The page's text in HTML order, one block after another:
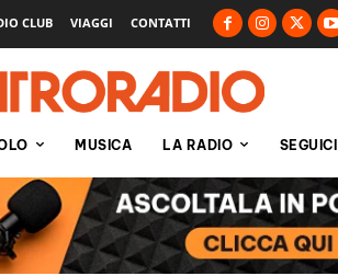
CLUB VIAGGI CONTATTI
MUSICA LA RADIO SEGUICI